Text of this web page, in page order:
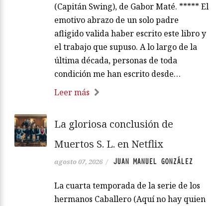
(Capitán Swing), de Gabor Maté. ***** El
emotivo abrazo de un solo padre
afligido valida haber escrito este libro y
el trabajo que supuso. A lo largo de la
última década, personas de toda
condición me han escrito desde…
Leer más
La gloriosa conclusión de
Muertos S. L. en Netflix
agosto 07, 2026 / JUAN MANUEL GONZÁLEZ
La cuarta temporada de la serie de los
hermanos Caballero (Aquí no hay quien